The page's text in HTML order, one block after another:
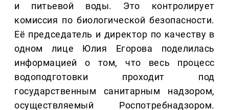
и питьевой воды. Это контролирует
комиссия по биологической безопасности.
Её председатель и директор по качеству в
одном лице Юлия Егорова поделилась
информацией о том, что весь процесс
водоподготовки проходит под
государственным санитарным надзором,
осуществляемый Роспотребнадзором.